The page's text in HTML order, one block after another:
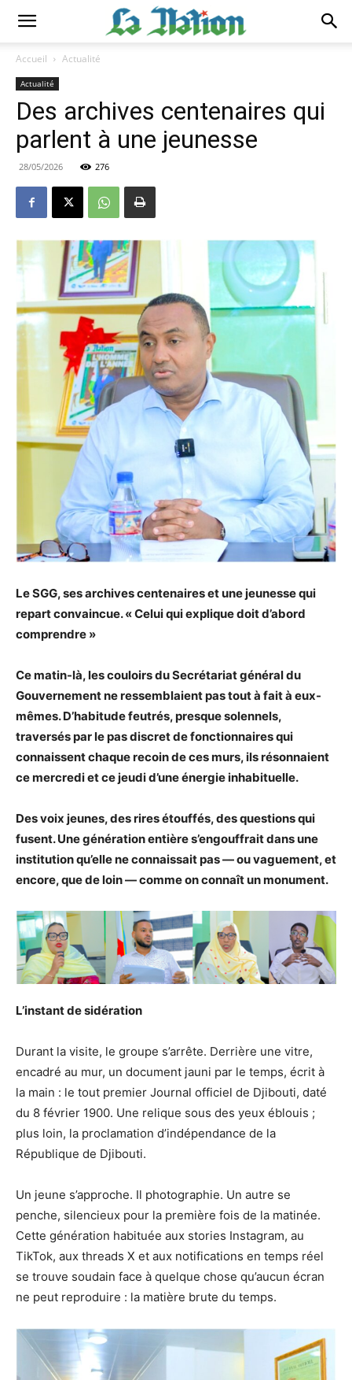
Accueil Actualité
Actualité
Des archives centenaires qui
parlent à une jeunesse
28/05/2026 276
Le SGG, ses archives centenaires et une jeunesse qui
repart convaincue. « Celui qui explique doit d’abord
comprendre »
Ce matin-là, les couloirs du Secrétariat général du
Gouvernement ne ressemblaient pas tout à fait à eux-
mêmes. D’habitude feutrés, presque solennels,
traversés par le pas discret de fonctionnaires qui
connaissent chaque recoin de ces murs, ils résonnaient
ce mercredi et ce jeudi d’une énergie inhabituelle.
Des voix jeunes, des rires étouffés, des questions qui
fusent. Une génération entière s’engouffrait dans une
institution qu’elle ne connaissait pas — ou vaguement, et
encore, que de loin — comme on connaît un monument.
L’instant de sidération
Durant la visite, le groupe s’arrête. Derrière une vitre,
encadré au mur, un document jauni par le temps, écrit à
la main : le tout premier Journal officiel de Djibouti, daté
du 8 février 1900. Une relique sous des yeux éblouis ;
plus loin, la proclamation d’indépendance de la
République de Djibouti.
Un jeune s’approche. Il photographie. Un autre se
penche, silencieux pour la première fois de la matinée.
Cette génération habituée aux stories Instagram, au
TikTok, aux threads X et aux notifications en temps réel
se trouve soudain face à quelque chose qu’aucun écran
ne peut reproduire : la matière brute du temps.